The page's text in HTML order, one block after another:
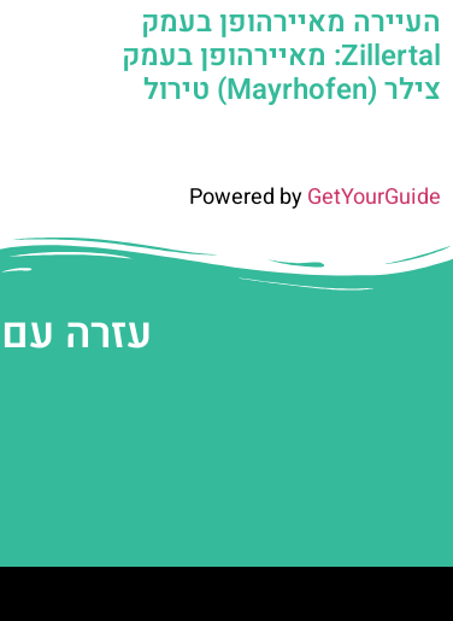
העיירה מאיירהופן בעמק
Zillertal: מאיירהופן בעמק
צילר (Mayrhofen) טירול
Powered byGetYourGuide
עזרה